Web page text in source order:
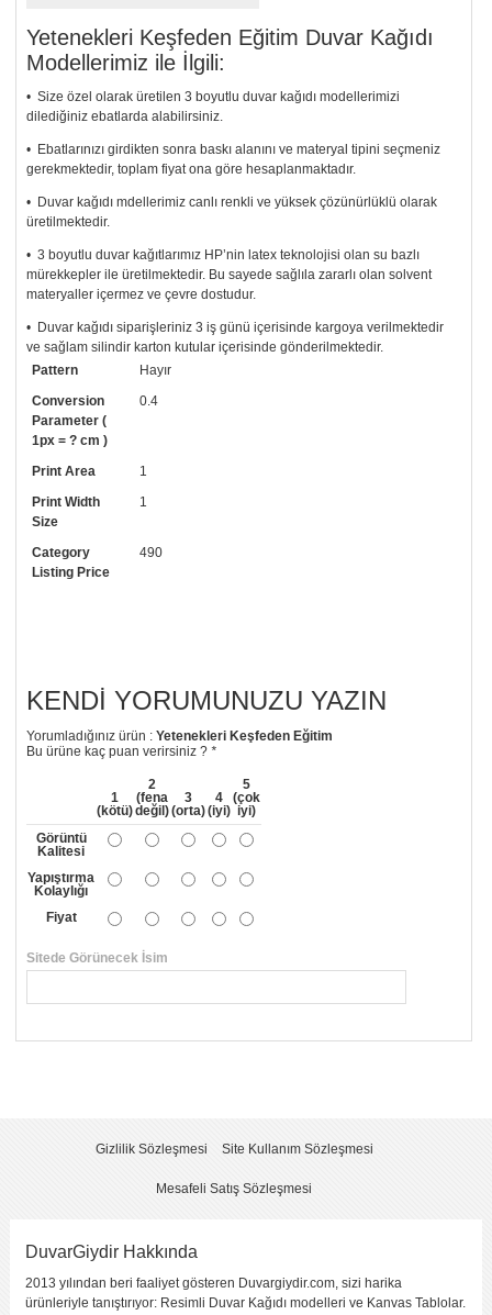
Yetenekleri Keşfeden Eğitim Duvar Kağıdı
Modellerimiz ile İlgili:
• Size özel olarak üretilen 3 boyutlu duvar kağıdı modellerimizi
dilediğiniz ebatlarda alabilirsiniz.
• Ebatlarınızı girdikten sonra baskı alanını ve materyal tipini seçmeniz
gerekmektedir, toplam fiyat ona göre hesaplanmaktadır.
• Duvar kağıdı mdellerimiz canlı renkli ve yüksek çözünürlüklü olarak
üretilmektedir.
• 3 boyutlu duvar kağıtlarımız HP’nin latex teknolojisi olan su bazlı
mürekkepler ile üretilmektedir. Bu sayede sağlıla zararlı olan solvent
materyaller içermez ve çevre dostudur.
• Duvar kağıdı siparişleriniz 3 iş günü içerisinde kargoya verilmektedir
ve sağlam silindir karton kutular içerisinde gönderilmektedir.
• Tutkalınız, siparişiniz ile birlikte ücretsiz olarak gönderilecektir.
Uygulaması standart duvar kağıdı ile aynıdır. Siparişiniz ile birlikte
uygulama kılavuzu da gönderilecektir.
arayıp talebinizi iletebilirsiniz.
• Görselde düzenleme yaptırmak istiyorsanız yine bize telefon
numaramızdan ulaşabilirsiniz.
Pattern
Hayır
Conversion
Parameter (
1px = ? cm )
0.4
Print Area
1
Print Width
Size
1
Category
Listing Price
490
KENDI YORUMUNUZU YAZIN
Yorumladığınız ürün :Yetenekleri Keşfeden Eğitim
Bu ürüne kaç puan verirsiniz ?*
1
(kötü)
2
(fena
değil)
3
(orta)
4
(iyi)
5
(çok
iyi)
Görüntü
Kalitesi
Yapıştırma
Kolaylığı
Fiyat
Sitede Görünecek İsim
Yorumu Gönder
Gizlilik Sözleşmesi Site Kullanım Sözleşmesi
Mesafeli Satış Sözleşmesi
DuvarGiydir Hakkında
2013 yılından beri faaliyet gösteren Duvargiydir.com, sizi harika
ürünleriyle tanıştırıyor: Resimli Duvar Kağıdı modelleri ve Kanvas Tablolar.